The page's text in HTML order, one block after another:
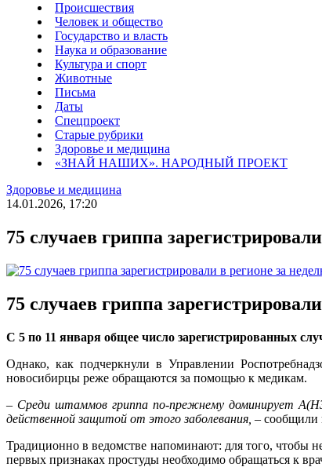
Происшествия
Человек и общество
Государство и власть
Наука и образование
Культура и спорт
Животные
Письма
Даты
Спецпроект
Старые рубрики
Здоровье и медицина
«ЗНАЙ НАШИХ». НАРОДНЫЙ ПРОЕКТ
Здоровье и медицина
14.01.2026, 17:20
75 случаев гриппа
75 случаев гриппа
С 5 по 11 января общее число зарегистрированных
Однако, как подчеркнули в Управлении
новосибирцы реже обращаются за помощью к медикам.
– Среди штаммов гриппа по-прежнему доминирует
действенной защитой от этого заболевания, – сообщили
Традиционно в ведомстве напоминают: для того, чтобы
первых признаках простуды необходимо обращаться к